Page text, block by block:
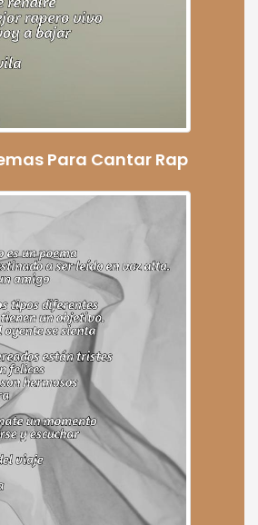
Para Cantar Rap